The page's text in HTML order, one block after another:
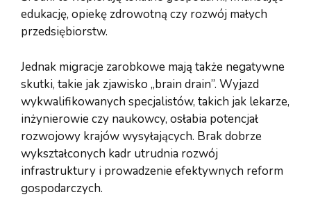
edukację, opiekę zdrowotną czy rozwój małych
przedsiębiorstw.
Jednak migracje zarobkowe mają także negatywne
skutki, takie jak zjawisko „brain drain”. Wyjazd
wykwalifikowanych specjalistów, takich jak lekarze,
inżynierowie czy naukowcy, osłabia potencjał
rozwojowy krajów wysyłających. Brak dobrze
wykształconych kadr utrudnia rozwój
infrastruktury i prowadzenie efektywnych reform
gospodarczych.